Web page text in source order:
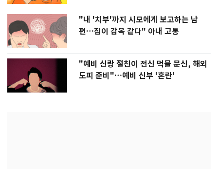
"내 '치부'까지 시모에게 보고하는 남
편…집이 감옥 같다" 아내 고통
"예비 신랑 절친이 전신 먹물 문신, 해외
도피 준비"…예비 신부 '혼란'